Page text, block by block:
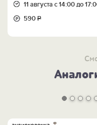
11 августа с 14:00 до
590Р